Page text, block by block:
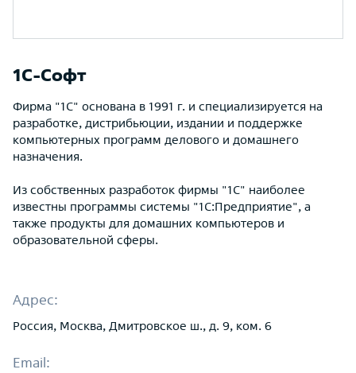
1С-Софт
Фирма "1С" основана в 1991 г. и специализируется на
разработке, дистрибьюции, издании и поддержке
компьютерных программ делового и домашнего
назначения.
Из собственных разработок фирмы "1С" наиболее
известны программы системы "1С:Предприятие", а
также продукты для домашних компьютеров и
образовательной сферы.
Адрес:
Россия, Москва, Дмитровское ш., д. 9, ком. 6
Email: